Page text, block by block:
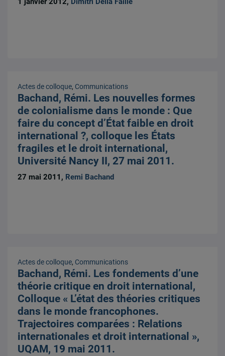
Actes de colloque, Communications
Bachand, Rémi. Les nouvelles formes
de colonialisme dans le monde : Que
faire du concept d’État faible en droit
international ?, colloque les États
fragiles et le droit international,
Université Nancy II, 27 mai 2011.
27 mai 2011, Remi Bachand
Actes de colloque, Communications
Bachand, Rémi. Les fondements d’une
théorie critique en droit international,
Colloque « L’état des théories critiques
dans le monde francophones.
Trajectoires comparées : Relations
internationales et droit international »,
UQAM, 19 mai 2011.